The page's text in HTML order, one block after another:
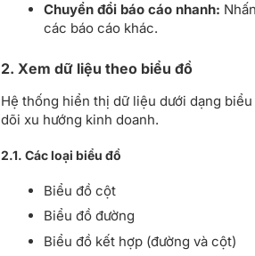
Chuyển đổi báo cáo nhanh:
các báo cáo khác.
2. Xem dữ liệu theo biểu đồ
Hệ thống hiển thị dữ liệu dưới dạng
dõi xu hướng kinh doanh.
2.1. Các loại biểu đồ
Biểu đồ cột
Biểu đồ đường
Biểu đồ kết hợp (đường và cột)